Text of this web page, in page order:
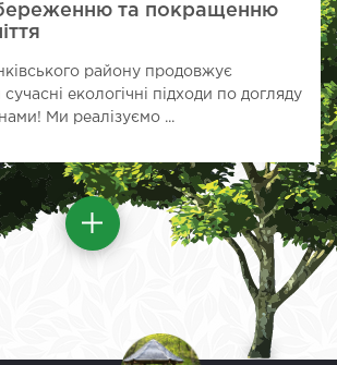
та покращенню
району продовжує
екологічні підходи по догляду
Ми реалізуємо ...